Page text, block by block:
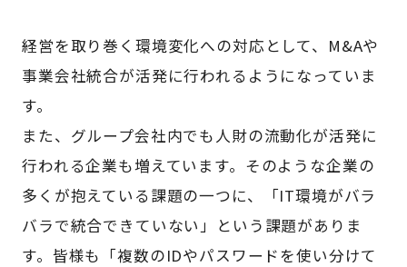
経営を取り巻く環境変化への対応として、M&Aや
事業会社統合が活発に行われるようになっていま
す。
また、グループ会社内でも人財の流動化が活発に
行われる企業も増えています。そのような企業の
多くが抱えている課題の一つに、「IT環境がバラ
バラで統合できていない」という課題がありま
す。皆様も「複数のIDやパスワードを使い分けて